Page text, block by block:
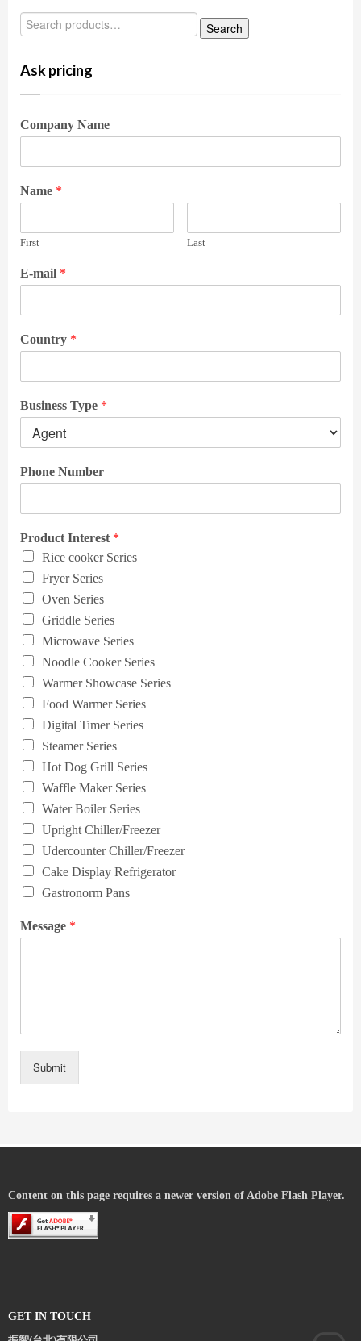
Ask pricing
Company Name
Name *
First Last
E-mail *
Country *
Business Type *
Phone Number
Product Interest *
Rice cooker Series
Fryer Series
Oven Series
Griddle Series
Microwave Series
Noodle Cooker Series
Warmer Showcase Series
Food Warmer Series
Digital Timer Series
Steamer Series
Hot Dog Grill Series
Waffle Maker Series
Water Boiler Series
Upright Chiller/Freezer
Udercounter Chiller/Freezer
Cake Display Refrigerator
Gastronorm Pans
Message *
Submit
Content on this page requires a newer version of Adobe Flash Player.
GET IN TOUCH